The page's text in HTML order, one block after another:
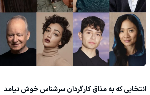
انتخابی که به مذاق کارگردان سرشناس خوش نیامد